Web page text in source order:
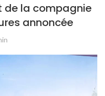
de la compagnie
annoncée